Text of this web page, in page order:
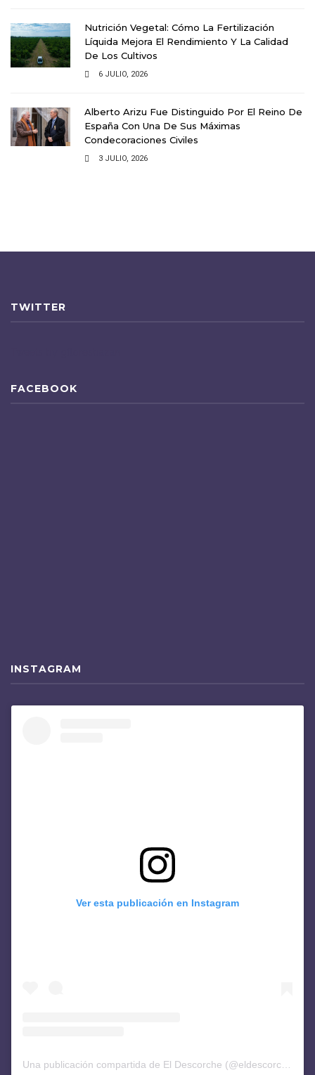
Nutrición Vegetal: Cómo La Fertilización
Líquida Mejora El Rendimiento Y La Calidad
De Los Cultivos
6 JULIO, 2026
Alberto Arizu Fue Distinguido Por El Reino De
España Con Una De Sus Máximas
Condecoraciones Civiles
3 JULIO, 2026
TWITTER
FACEBOOK
INSTAGRAM
Ver esta publicación en Instagram